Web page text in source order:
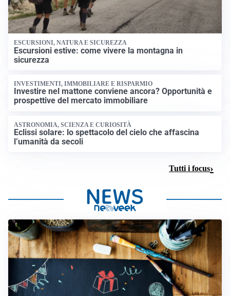
ESCURSIONI, NATURA E SICUREZZA
Escursioni estive: come vivere la montagna in
sicurezza
INVESTIMENTI, IMMOBILIARE E RISPARMIO
Investire nel mattone conviene ancora? Opportunità e
prospettive del mercato immobiliare
ASTRONOMIA, SCIENZA E CURIOSITÀ
Eclissi solare: lo spettacolo del cielo che affascina
l’umanità da secoli
Tutti i focus